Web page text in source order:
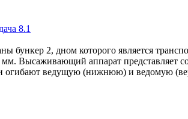
бункер 2, дном которого является
Высаживающий аппарат представляет
огибают ведущую (нижнюю) и ведомую